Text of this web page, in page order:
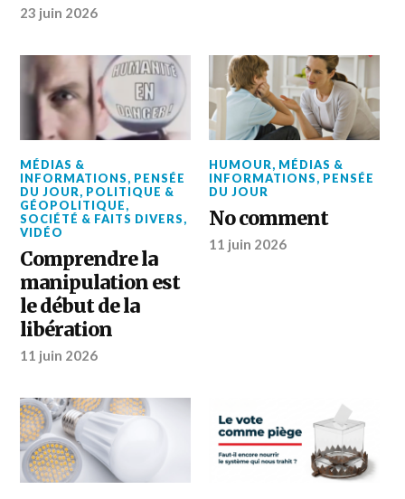
23 juin 2026
MÉDIAS &
INFORMATIONS, PENSÉE
DU JOUR, POLITIQUE &
GÉOPOLITIQUE,
SOCIÉTÉ & FAITS DIVERS,
VIDÉO
Comprendre la
manipulation est
le début de la
libération
11 juin 2026
HUMOUR, MÉDIAS &
INFORMATIONS, PENSÉE
DU JOUR
No comment
11 juin 2026